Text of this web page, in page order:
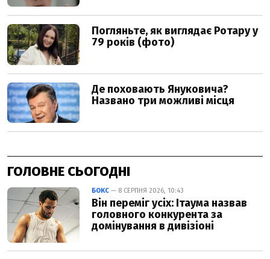
ГОЛОВНЕ СЬОГОДНІ
БОКС — 8 СЕРПНЯ 2026, 10:43
Він переміг усіх: Ітаума назвав
головного конкурента за
домінування в дивізіоні